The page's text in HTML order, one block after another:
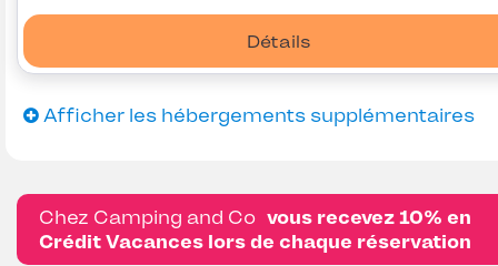
Détails
Afficher les hébergements supplémentaires
Chez Camping and Co vous recevez 10% en
Crédit Vacances lors de chaque réservation